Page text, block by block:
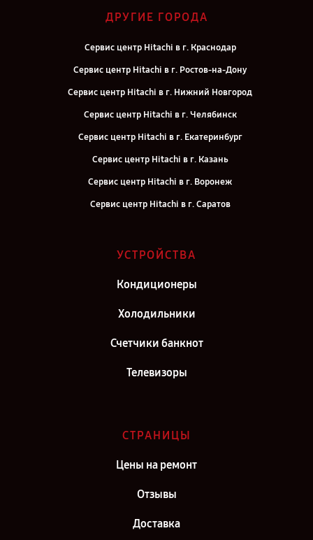
ДРУГИЕ ГОРОДА
Сервис центр Hitachi в г. Краснодар
Сервис центр Hitachi в г. Ростов-на-Дону
Сервис центр Hitachi в г. Нижний Новгород
Сервис центр Hitachi в г. Челябинск
Сервис центр Hitachi в г. Екатеринбург
Сервис центр Hitachi в г. Казань
Сервис центр Hitachi в г. Воронеж
Сервис центр Hitachi в г. Саратов
Сервис центр Hitachi в г. Киров
Сервис центр Hitachi в г. Санкт-Петербург
УСТРОЙСТВА
Кондиционеры
Холодильники
Счетчики банкнот
Телевизоры
СТРАНИЦЫ
Цены на ремонт
Отзывы
Доставка